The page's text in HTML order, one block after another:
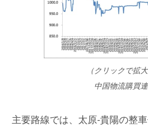
（クリックで拡
中国物流購買連
主要路線では、太原-貴陽の整